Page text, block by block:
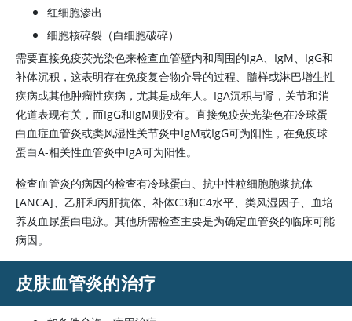
红细胞渗出
细胞核碎裂（白细胞破碎）
需要直接免疫荧光染色来检查血管壁内和周围的IgA、IgM、IgG和
补体沉积，这表明存在免疫复合物介导的过程、髓样或淋巴增生性
疾病或其他肿瘤性疾病，尤其是成年人。IgA沉积与肾，关节和消
化道表现有关，而IgG和IgM则没有。直接免疫荧光染色在冷球蛋
白血症血管炎或类风湿性关节炎中IgM或IgG可为阳性，在免疫球
蛋白A-相关性血管炎中IgA可为阳性。
检查血管炎的病因的检查有冷球蛋白、抗中性粒细胞胞浆抗体
[ANCA]、乙肝和丙肝抗体、补体C3和C4水平、类风湿因子、血培
养及血尿蛋白电泳。其他所需检查主要是为确定血管炎的临床可能
病因。
皮肤血管炎的治疗